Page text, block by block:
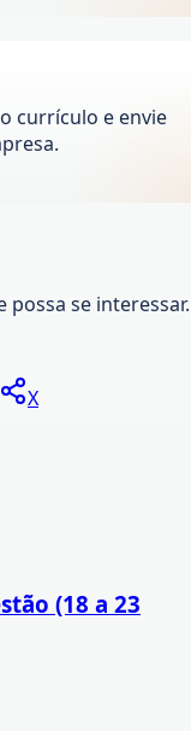
currículo e envie
se interessar.
X
(18 a 23